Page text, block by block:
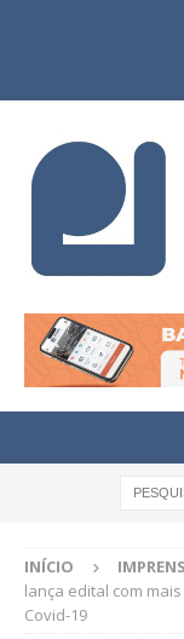
INÍCIO
lança edital com
Covid-19